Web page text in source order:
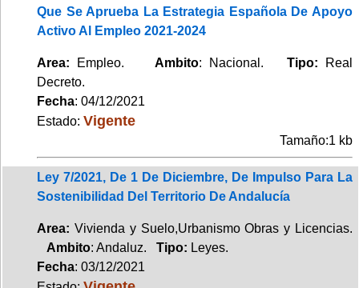
Que Se Aprueba La Estrategia Española De Apoyo
Activo Al Empleo 2021-2024
Area: Empleo. Ambito: Nacional. Tipo:
Real
Decreto.
Fecha: 04/12/2021
Estado: Vigente
Tamaño:1 kb
Ley 7/2021, De 1 De Diciembre, De Impulso Para La
Sostenibilidad Del Territorio De Andalucía
Area: Vivienda y Suelo,Urbanismo Obras y Licencias.
Ambito: Andaluz. Tipo: Leyes.
Fecha: 03/12/2021